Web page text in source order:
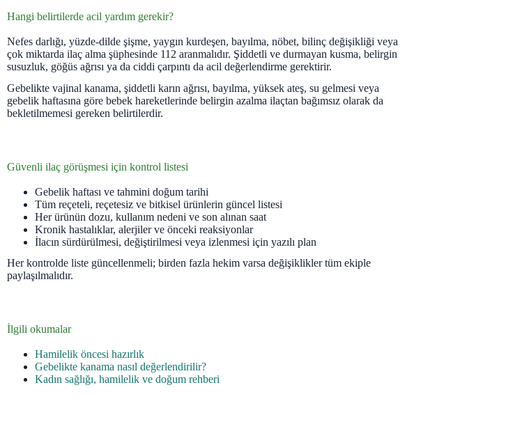
Hangi belirtilerde acil yardım gerekir?
Nefes darlığı, yüzde-dilde şişme, yaygın kurdeşen, bayılma, nöbet, bilinç değişikliği veya
çok miktarda ilaç alma şüphesinde 112 aranmalıdır. Şiddetli ve durmayan kusma, belirgin
susuzluk, göğüs ağrısı ya da ciddi çarpıntı da acil değerlendirme gerektirir.
Gebelikte vajinal kanama, şiddetli karın ağrısı, bayılma, yüksek ateş, su gelmesi veya
gebelik haftasına göre bebek hareketlerinde belirgin azalma ilaçtan bağımsız olarak da
bekletilmemesi gereken belirtilerdir.
Güvenli ilaç görüşmesi için kontrol listesi
Gebelik haftası ve tahmini doğum tarihi
Tüm reçeteli, reçetesiz ve bitkisel ürünlerin güncel listesi
Her ürünün dozu, kullanım nedeni ve son alınan saat
Kronik hastalıklar, alerjiler ve önceki reaksiyonlar
İlacın sürdürülmesi, değiştirilmesi veya izlenmesi için yazılı plan
Her kontrolde liste güncellenmeli; birden fazla hekim varsa değişiklikler tüm ekiple
paylaşılmalıdır.
İlgili okumalar
Hamilelik öncesi hazırlık
Gebelikte kanama nasıl değerlendirilir?
Kadın sağlığı, hamilelik ve doğum rehberi